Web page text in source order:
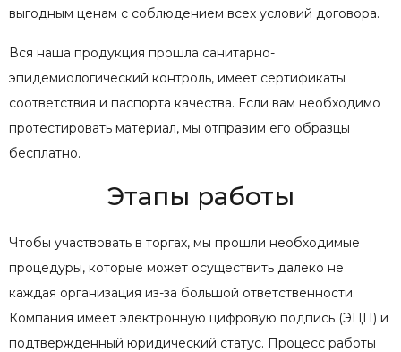
выгодным ценам с соблюдением всех условий договора.
Вся наша продукция прошла санитарно-
эпидемиологический контроль, имеет сертификаты
соответствия и паспорта качества. Если вам необходимо
протестировать материал, мы отправим его образцы
бесплатно.
Этапы работы
Чтобы участвовать в торгах, мы прошли необходимые
процедуры, которые может осуществить далеко не
каждая организация из-за большой ответственности.
Компания имеет электронную цифровую подпись (ЭЦП) и
подтвержденный юридический статус. Процесс работы